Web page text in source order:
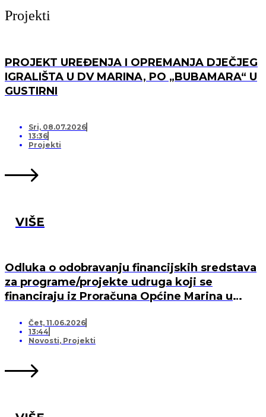
Projekti
PROJEKT UREĐENJA I OPREMANJA DJEČJEG
IGRALIŠTA U DV MARINA, PO „BUBAMARA“ U
GUSTIRNI
Sri, 08.07.2026
13:36
Projekti
VIŠE
Odluka o odobravanju financijskih sredstava
za programe/projekte udruga koji se
financiraju iz Proračuna Općine Marina u
Čet, 11.06.2026
13:44
Novosti, Projekti